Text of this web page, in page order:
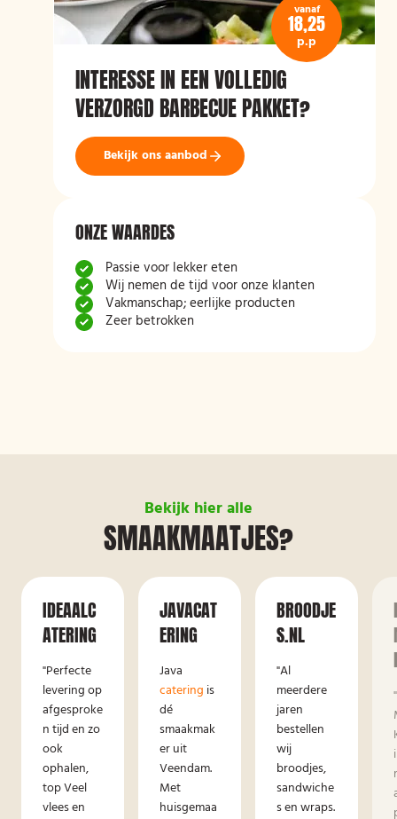
vanaf
18,25
p.p
INTERESSE IN EEN VOLLEDIG
VERZORGD BARBECUE PAKKET?
Bekijk ons aanbod
ONZE WAARDES
Passie voor lekker eten
Wij nemen de tijd voor onze klanten
Vakmanschap; eerlijke producten
Zeer betrokken
Bekijk hier alle
SMAAKMAATJES?
IDEAALC
ATERING
"Perfecte
levering op
afgesproke
n tijd en zo
ook
ophalen,
top Veel
vlees en
JAVACAT
ERING
Java
catering is
dé
smaakmak
er uit
Veendam.
Met
huisgemaa
BROODJE
S.NL
"Al
meerdere
jaren
bestellen
wij
broodjes,
sandwiche
s en wraps.